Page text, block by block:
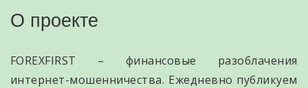
О проекте
FOREXFIRST – финансовые разоблачения
интернет-мошенничества. Ежедневно публикуем